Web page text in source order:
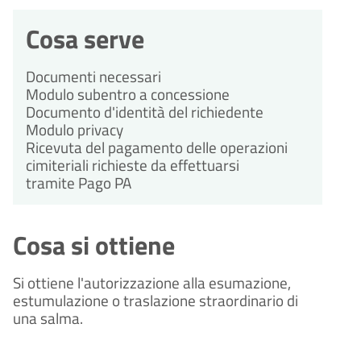
Cosa serve
Documenti necessari
Modulo subentro a concessione
Documento d'identità del richiedente
Modulo privacy
Ricevuta del pagamento delle operazioni
cimiteriali richieste da effettuarsi
tramite Pago PA
Cosa si ottiene
Si ottiene l'autorizzazione alla esumazione,
estumulazione o traslazione straordinario di
una salma.